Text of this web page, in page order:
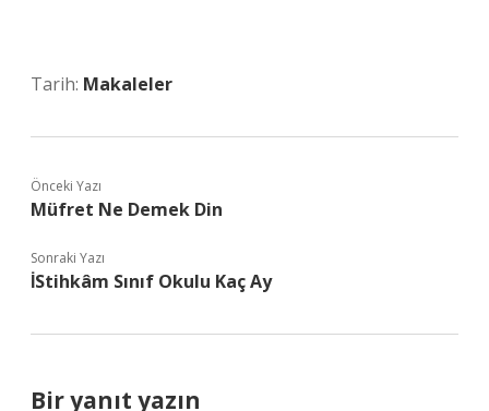
Tarih: Makaleler
Önceki Yazı
Müfret Ne Demek Din
Sonraki Yazı
İStihkâm Sınıf Okulu Kaç Ay
Bir yanıt yazın